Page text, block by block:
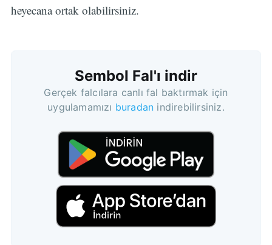
heyecana ortak olabilirsiniz.
Sembol Fal'ı indir
Gerçek falcılara canlı fal baktırmak için
uygulamamızı buradan indirebilirsiniz.